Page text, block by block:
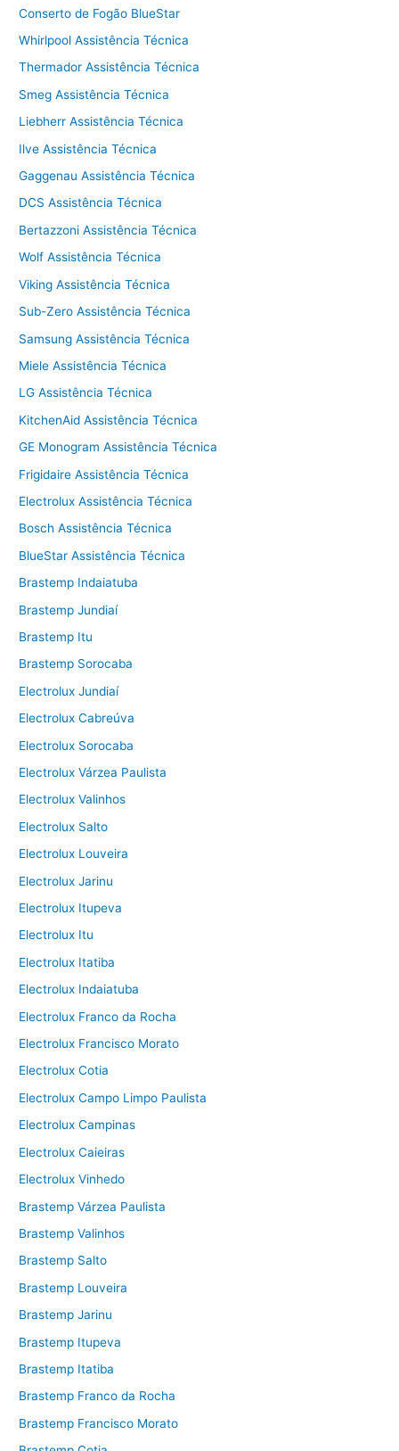
Conserto de Fogão BlueStar
Whirlpool Assistência Técnica
Thermador Assistência Técnica
Smeg Assistência Técnica
Liebherr Assistência Técnica
Ilve Assistência Técnica
Gaggenau Assistência Técnica
DCS Assistência Técnica
Bertazzoni Assistência Técnica
Wolf Assistência Técnica
Viking Assistência Técnica
Sub-Zero Assistência Técnica
Samsung Assistência Técnica
Miele Assistência Técnica
LG Assistência Técnica
KitchenAid Assistência Técnica
GE Monogram Assistência Técnica
Frigidaire Assistência Técnica
Electrolux Assistência Técnica
Bosch Assistência Técnica
BlueStar Assistência Técnica
Brastemp Indaiatuba
Brastemp Jundiaí
Brastemp Itu
Brastemp Sorocaba
Electrolux Jundiaí
Electrolux Cabreúva
Electrolux Sorocaba
Electrolux Várzea Paulista
Electrolux Valinhos
Electrolux Salto
Electrolux Louveira
Electrolux Jarinu
Electrolux Itupeva
Electrolux Itu
Electrolux Itatiba
Electrolux Indaiatuba
Electrolux Franco da Rocha
Electrolux Francisco Morato
Electrolux Cotia
Electrolux Campo Limpo Paulista
Electrolux Campinas
Electrolux Caieiras
Electrolux Vinhedo
Brastemp Várzea Paulista
Brastemp Valinhos
Brastemp Salto
Brastemp Louveira
Brastemp Jarinu
Brastemp Itupeva
Brastemp Itatiba
Brastemp Franco da Rocha
Brastemp Francisco Morato